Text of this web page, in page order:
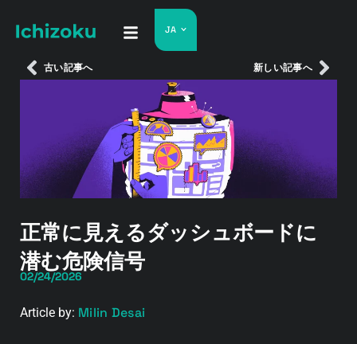
JA
古い記事へ 新しい記事へ
正常に見えるダッシュボードに
潜む危険信号
02/24/2026
Article by: Milin Desai